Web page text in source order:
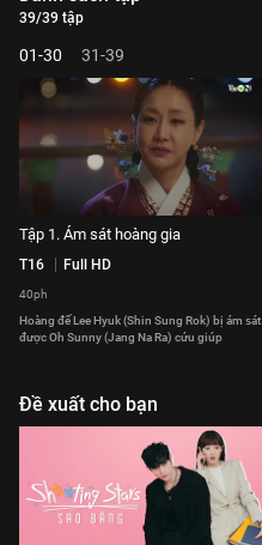
39/39 tập
01-30 31-39
Tập 1. Ám sát hoàng gia
T16 Full HD
40ph
Hoàng đế Lee Hyuk (Shin Sung Rok) bị ám sát
được Oh Sunny (Jang Na Ra) cứu giúp
Đề xuất cho bạn